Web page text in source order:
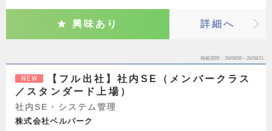
興味あり 詳細へ
掲載期間 26/08/08～26/08/21
NEW
【フル出社】社内SE（メンバークラス
／スタンダード上場）
社内SE・システム管理
株式会社ベルパーク